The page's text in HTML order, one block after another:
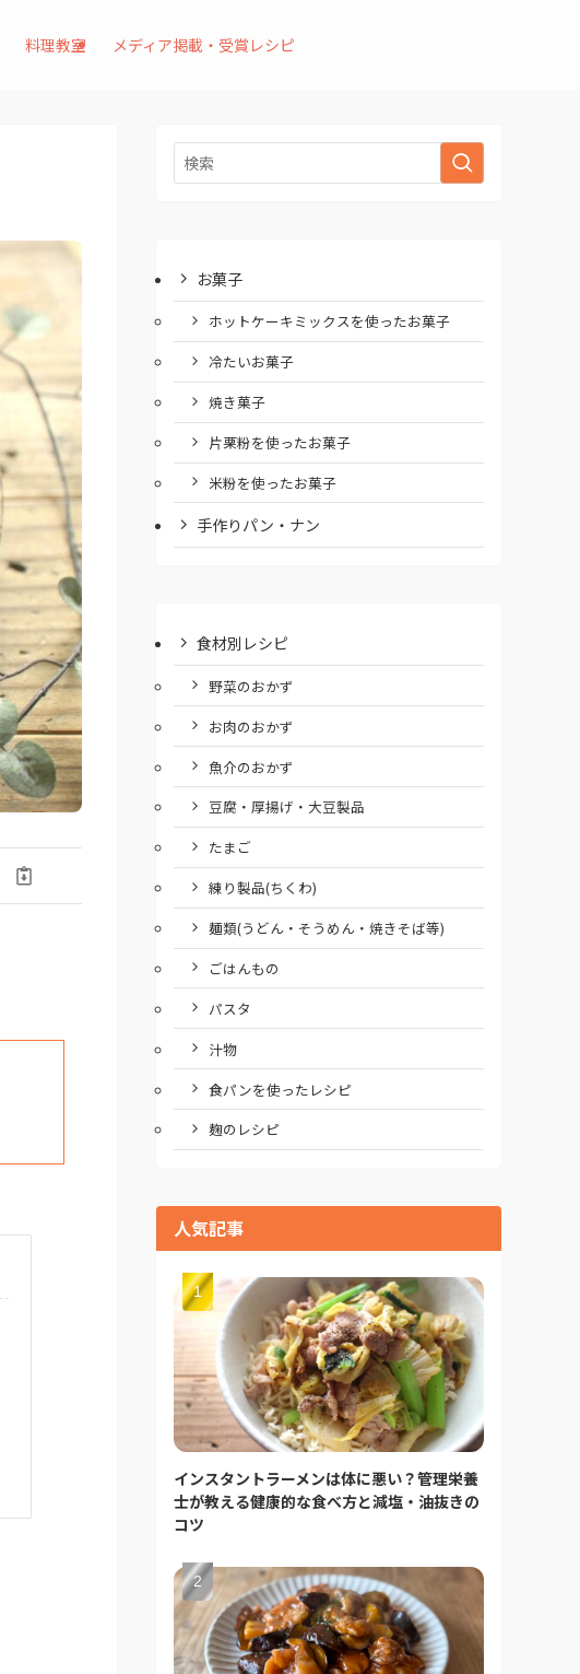
料理教室 メディア掲載・受賞レシピ
お菓子
ホットケーキミックスを使ったお菓子
冷たいお菓子
焼き菓子
片栗粉を使ったお菓子
米粉を使ったお菓子
手作りパン・ナン
食材別レシピ
野菜のおかず
お肉のおかず
魚介のおかず
豆腐・厚揚げ・大豆製品
たまご
練り製品(ちくわ)
麺類(うどん・そうめん・焼きそば等)
ごはんもの
パスタ
汁物
食パンを使ったレシピ
麹のレシピ
人気記事
インスタントラーメンは体に悪い？管理栄養
士が教える健康的な食べ方と減塩・油抜きの
コツ